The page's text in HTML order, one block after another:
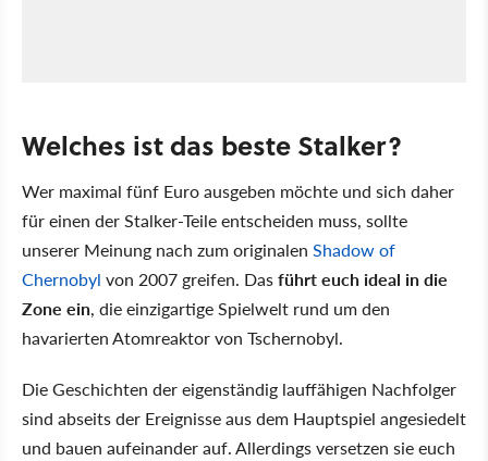
Welches ist das beste Stalker?
Wer maximal fünf Euro ausgeben möchte und sich daher
für einen der Stalker-Teile entscheiden muss, sollte
unserer Meinung nach zum originalen Shadow of
Chernobyl von 2007 greifen. Dasführt euch ideal in die
Zone ein, die einzigartige Spielwelt rund um den
havarierten Atomreaktor von Tschernobyl.
Die Geschichten der eigenständig lauffähigen Nachfolger
sind abseits der Ereignisse aus dem Hauptspiel angesiedelt
und bauen aufeinander auf. Allerdings versetzen sie euch